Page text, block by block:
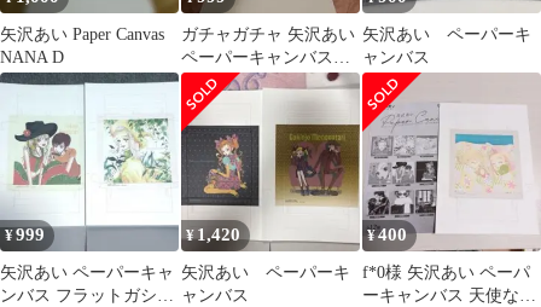
矢沢あい Paper Canvas
NANA D
ガチャガチャ 矢沢あい
ペーパーキャンバス
NANA
矢沢あい ペーパーキ
ャンバス
¥999
矢沢あい ペーパーキャ
ンバス フラットガシャ
¥ 1,420
矢沢あい ペーパーキ
ャンバス
¥400
f*0様 矢沢あい ペーパ
ーキャンバス 天使なん